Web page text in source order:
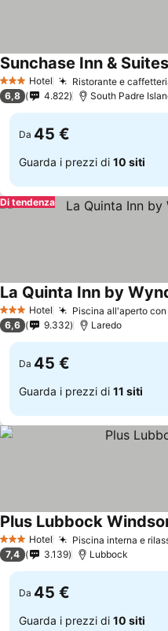
3 StelleHotel Ristorante e
Sunchase Inn & Suites
6,8 4.822 South Padre
Da 45 €
Guarda i prezzi di 10 siti
Di tendenza
3 StelleHotel Piscina all'aperto
La Quinta Inn by
6,6 9.332 Laredo
Da 45 €
Guarda i prezzi di 11 siti
3 StelleHotel Piscina interna e
Plus Lubbock
7,4 3.139 Lubbock
Da 45 €
Guarda i prezzi di 10 siti